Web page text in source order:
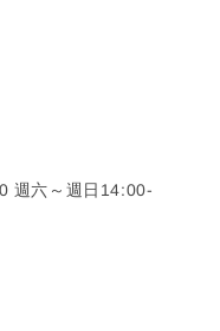
週六～週日14:00-